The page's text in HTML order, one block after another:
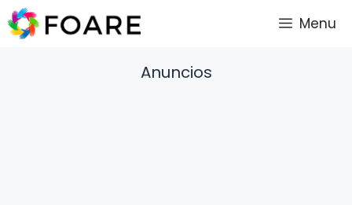
Saltar
al
Menu
Anuncios